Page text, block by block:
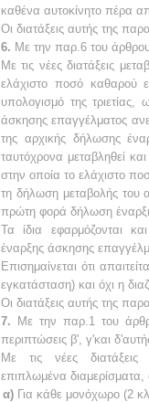
καθένα αυτοκίνητο πέρα
Οι διατάξεις αυτής της
6. Με την παρ.6 του άρθρου
Με τις νέες διατάξεις
ελάχιστο ποσό καθαρού
υπολογισμό της
άσκησης επαγγέλματος
της αρχικής δήλωσης
ταυτόχρονα μεταβληθεί
στην οποία το ελάχιστο
τη δήλωση μεταβολής του
πρώτη φορά δήλωση
Τα ίδια εφαρμόζονται
έναρξης άσκησης
Επισημαίνεται ότι
εγκατάσταση) και όχι η
Οι διατάξεις αυτής της
7. Με την παρ.1 του
περιπτώσεις β', γ'και
Με τις νέες διατάξεις
επιπλωμένα
α) Για κάθε μονόχωρο (2